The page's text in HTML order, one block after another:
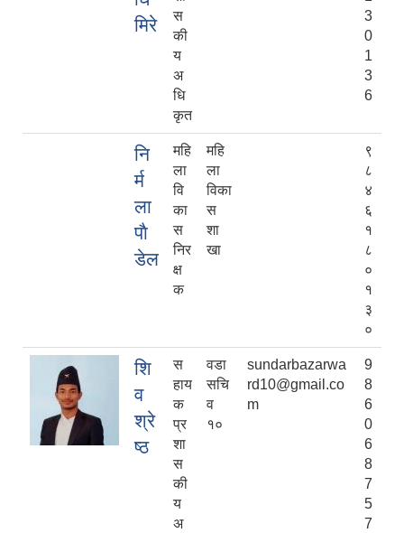
मिरे
स
की
य
अ
धि
कृत
3
0
1
3
6
नि
र्म
ला
पाै
डेल
महि
ला
वि
का
स
निर
क्ष
क
महि
ला
विका
स
शा
खा
९
८
४
६
१
८
०
१
३
०
शि
व
श्रे
ष्ठ
स
हाय
क
प्र
शा
स
की
य
अ
वडा
सचि
व
१०
sundarbazarwa
rd10@gmail.co
m
9
8
6
0
6
8
7
5
7